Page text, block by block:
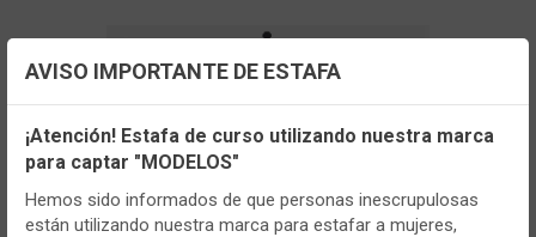
Configuración de cookies
Utilizamos cookies propias y de terceros, de sesión o
persistentes, para hacer funcionar de manera segura nuestra
página web y personalizar su contenido.
AVISO IMPORTANTE DE ESTAFA
¡Atención! Estafa de curso utilizando nuestra marca
para captar "MODELOS"
Hemos sido informados de que personas inescrupulosas
están utilizando nuestra marca para estafar a mujeres,